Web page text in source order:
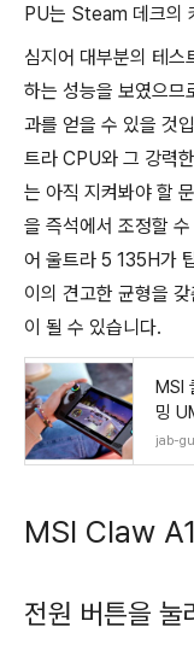
PU는 Steam 데크의
심지어 대부분의 테
하는 성능을 보였으므
과를 얻을 수 있을 것
트라 CPU와 그 강력
는 아직 지켜봐야 할
을 즉석에서 조정할
어 울트라 5 135H가
이의 견고한 균형을
이 될 수 있습니다.
MSI
밍
jab-
MSI Claw
전원 버튼을 눌